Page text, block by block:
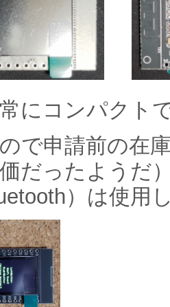
にコンパクト
で申請前の在
価だったようだ
）は使用